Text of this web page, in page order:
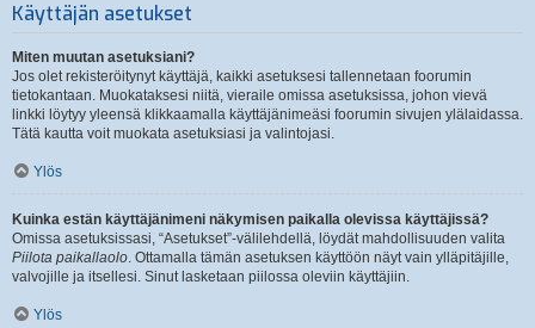
Käyttäjän asetukset
Miten muutan asetuksiani?
Jos olet rekisteröitynyt käyttäjä, kaikki asetuksesi tallennetaan foorumin
tietokantaan. Muokataksesi niitä, vieraile omissa asetuksissa, johon vievä
linkki löytyy yleensä klikkaamalla käyttäjänimeäsi foorumin sivujen ylälaidassa.
Tätä kautta voit muokata asetuksiasi ja valintojasi.
Ylös
Kuinka estän käyttäjänimeni näkymisen paikalla olevissa käyttäjissä?
Omissa asetuksissasi, “Asetukset”-välilehdellä, löydät mahdollisuuden valita
Piilota paikallaolo. Ottamalla tämän asetuksen käyttöön näyt vain ylläpitäjille,
valvojille ja itsellesi. Sinut lasketaan piilossa oleviin käyttäjiin.
Ylös